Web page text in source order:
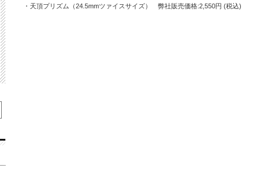
・天頂プリズム（24.5mmツァイスサイズ）
弊社販売価格:2,550円 (税込)